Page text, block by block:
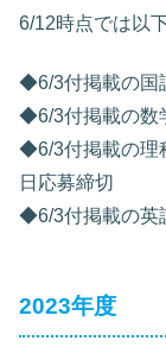
6/12時点では以
◆6/3付掲載の国
◆6/3付掲載の数
◆6/3付掲載の理
日応募締切
◆6/3付掲載の英
2023年度